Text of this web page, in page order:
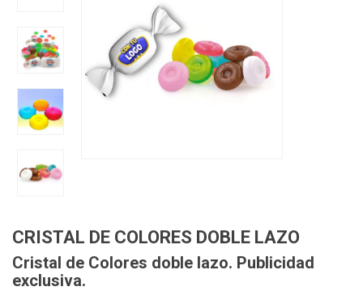
CRISTAL DE COLORES DOBLE LAZO
Cristal de Colores doble lazo. Publicidad
exclusiva.